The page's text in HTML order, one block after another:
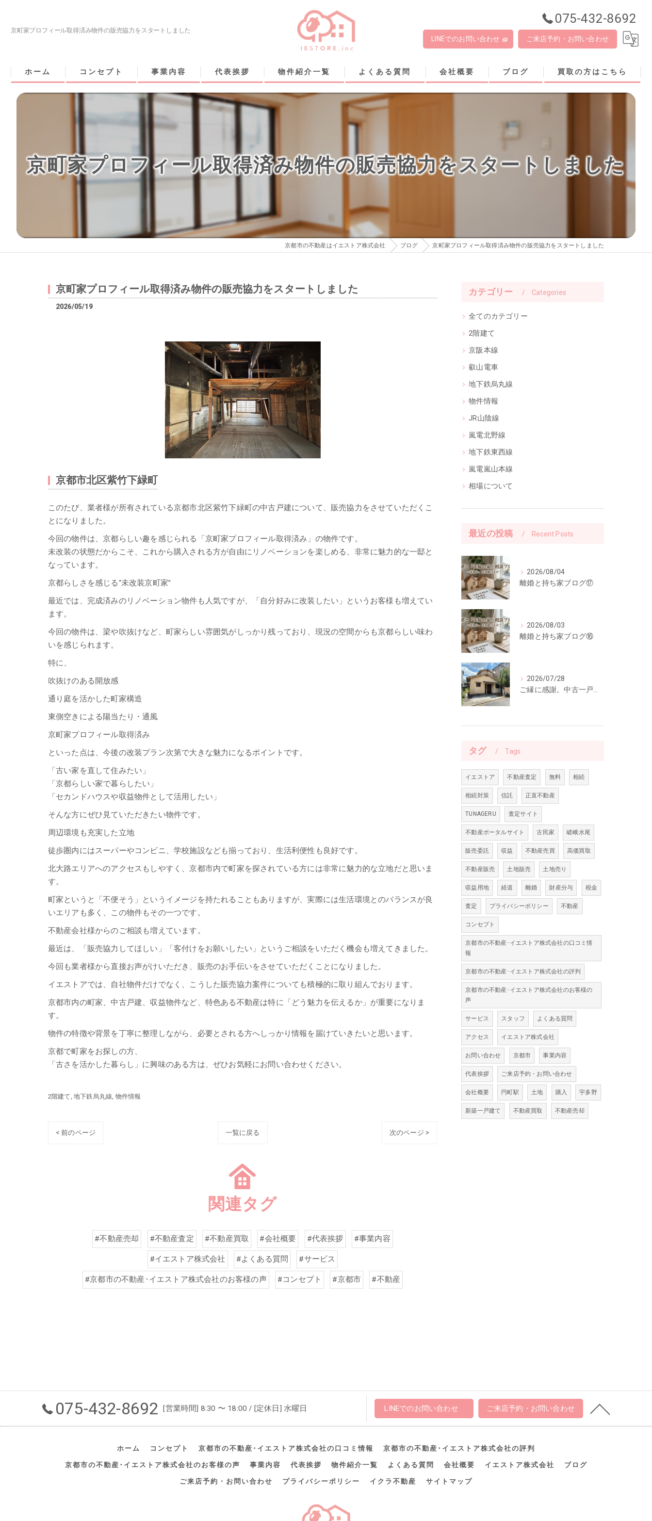
京町家プロフィール取得済み物件の販売協力をスタートしました
075-432-8692
LINEでのお問い合わせ ご来店予約・お問い合わせ
ホーム コンセプト 事業内容 代表挨拶 物件紹介一覧 よくある質問 会社概要 ブログ 買取の方はこちら
京町家プロフィール取得済み物件の販売協力をスタートしました
京都市の不動産はイエストア株式会社 ブログ 京町家プロフィール取得済み物件の販売協力をスタートしました
京町家プロフィール取得済み物件の販売協力をスタートしました
2026/05/19
京都市北区紫竹下緑町
このたび、業者様が所有されている京都市北区紫竹下緑町の中古戸建について、販売協力をさせていただくこ
とになりました。
今回の物件は、京都らしい趣を感じられる「京町家プロフィール取得済み」の物件です。
未改装の状態だからこそ、これから購入される方が自由にリノベーションを楽しめる、非常に魅力的な一邸と
なっています。
京都らしさを感じる“未改装京町家”
最近では、完成済みのリノベーション物件も人気ですが、「自分好みに改装したい」というお客様も増えてい
ます。
今回の物件は、梁や吹抜けなど、町家らしい雰囲気がしっかり残っており、現況の空間からも京都らしい味わ
いを感じられます。
特に、
吹抜けのある開放感
通り庭を活かした町家構造
東側空きによる陽当たり・通風
京町家プロフィール取得済み
といった点は、今後の改装プラン次第で大きな魅力になるポイントです。
「古い家を直して住みたい」
「京都らしい家で暮らしたい」
「セカンドハウスや収益物件として活用したい」
そんな方にぜひ見ていただきたい物件です。
周辺環境も充実した立地
徒歩圏内にはスーパーやコンビニ、学校施設なども揃っており、生活利便性も良好です。
北大路エリアへのアクセスもしやすく、京都市内で町家を探されている方には非常に魅力的な立地だと思いま
す。
町家というと「不便そう」というイメージを持たれることもありますが、実際には生活環境とのバランスが良
いエリアも多く、この物件もその一つです。
不動産会社様からのご相談も増えています。
最近は、「販売協力してほしい」「客付けをお願いしたい」というご相談をいただく機会も増えてきました。
今回も業者様から直接お声がけいただき、販売のお手伝いをさせていただくことになりました。
イエストアでは、自社物件だけでなく、こうした販売協力案件についても積極的に取り組んでおります。
京都市内の町家、中古戸建、収益物件など、特色ある不動産は特に「どう魅力を伝えるか」が重要になりま
す。
物件の特徴や背景を丁寧に整理しながら、必要とされる方へしっかり情報を届けていきたいと思います。
京都で町家をお探しの方、
「古さを活かした暮らし」に興味のある方は、ぜひお気軽にお問い合わせください。
2階建て 地下鉄烏丸線 物件情報
< 前のページ 一覧に戻る 次のページ >
関連タグ
#不動産売却 #不動産査定 #不動産買取 #会社概要 #代表挨拶 #事業内容
#イエストア株式会社 #よくある質問 #サービス
#京都市の不動産･イエストア株式会社のお客様の声 #コンセプト #京都市 #不動産
カテゴリー Categories
全てのカテゴリー
2階建て
京阪本線
叡山電車
地下鉄烏丸線
物件情報
JR山陰線
嵐電北野線
地下鉄東西線
嵐電嵐山本線
相場について
最近の投稿 Recent Posts
2026/08/04
離婚と持ち家ブログ⑰
2026/08/03
離婚と持ち家ブログ⑯
2026/07/28
ご縁に感謝。中古一戸建てのご契約をいただきました
タグ Tags
イエストア 不動産査定 無料 相続
相続対策 信託 正直不動産
TUNAGERU 査定サイト
不動産ポータルサイト 古民家 嵯峨水尾
販売委託 収益 不動産売買 高価買取
不動産販売 土地販売 土地売り
収益用地 経道 離婚 財産分与 税金
査定 プライバシーポリシー 不動産
コンセプト
京都市の不動産･イエストア株式会社の口コミ情
報
京都市の不動産･イエストア株式会社の評判
京都市の不動産･イエストア株式会社のお客様の
声
サービス スタッフ よくある質問
アクセス イエストア株式会社
お問い合わせ 京都市 事業内容
代表挨拶 ご来店予約・お問い合わせ
会社概要 円町駅 土地 購入 宇多野
新築一戸建て 不動産買取 不動産売却
075-432-8692 [営業時間] 8:30 〜 18:00 / [定休日] 水曜日 LINEでのお問い合わせ ご来店予約・お問い合わせ
ホーム コンセプト 京都市の不動産･イエストア株式会社の口コミ情報 京都市の不動産･イエストア株式会社の評判
京都市の不動産･イエストア株式会社のお客様の声 事業内容 代表挨拶 物件紹介一覧 よくある質問 会社概要 イエストア株式会社 ブログ
ご来店予約・お問い合わせ プライバシーポリシー イクラ不動産 サイトマップ